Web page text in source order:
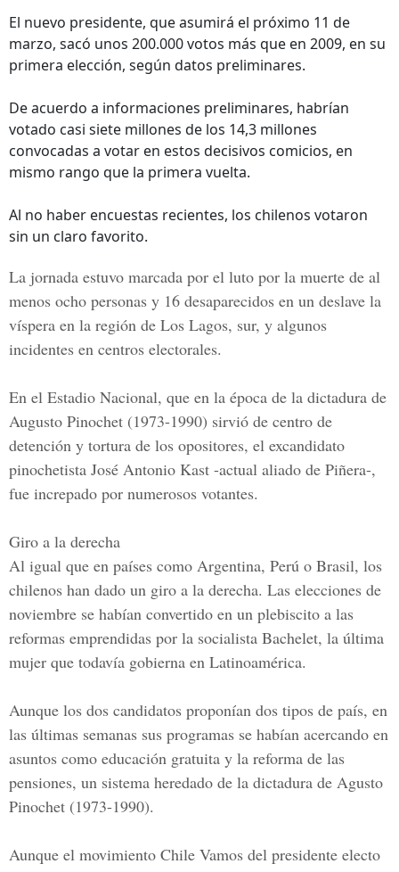
El nuevo presidente, que asumirá el próximo 11 de
marzo, sacó unos 200.000 votos más que en 2009, en su
primera elección, según datos preliminares.
De acuerdo a informaciones preliminares, habrían
votado casi siete millones de los 14,3 millones
convocadas a votar en estos decisivos comicios, en
mismo rango que la primera vuelta.
Al no haber encuestas recientes, los chilenos votaron
sin un claro favorito.
La jornada estuvo marcada por el luto por la muerte de al
menos ocho personas y 16 desaparecidos en un deslave la
víspera en la región de Los Lagos, sur, y algunos
incidentes en centros electorales.
En el Estadio Nacional, que en la época de la dictadura de
Augusto Pinochet (1973-1990) sirvió de centro de
detención y tortura de los opositores, el excandidato
pinochetista José Antonio Kast -actual aliado de Piñera-,
fue increpado por numerosos votantes.
Giro a la derecha
Al igual que en países como Argentina, Perú o Brasil, los
chilenos han dado un giro a la derecha. Las elecciones de
noviembre se habían convertido en un plebiscito a las
reformas emprendidas por la socialista Bachelet, la última
mujer que todavía gobierna en Latinoamérica.
Aunque los dos candidatos proponían dos tipos de país, en
las últimas semanas sus programas se habían acercando en
asuntos como educación gratuita y la reforma de las
pensiones, un sistema heredado de la dictadura de Agusto
Pinochet (1973-1990).
Aunque el movimiento Chile Vamos del presidente electo